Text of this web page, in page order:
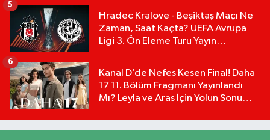
Hradec Kralove - Beşiktaş Maçı Ne
Zaman, Saat Kaçta? UEFA Avrupa
Ligi 3. Ön Eleme Turu Yayın
5
Kanal D’de Nefes Kesen Final! Daha
17 11. Bölüm Fragmanı Yayınlandı
Mı? Leyla ve Aras İçin Yolun Sonu
6